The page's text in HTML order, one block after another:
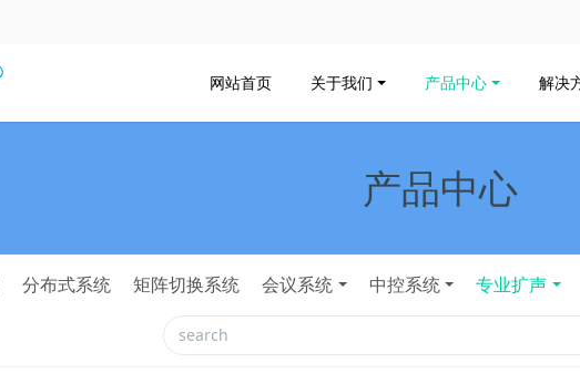
网站首页 关于我们 产品中心 解决
产品中心
分布式系统 矩阵切换系统 会议系统 中控系统 专业扩声